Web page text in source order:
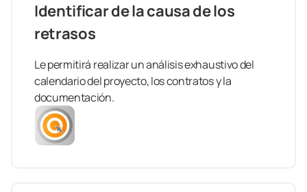
Identificar de la causa de los
retrasos
Le permitirá realizar un análisis exhaustivo del
calendario del proyecto, los contratos y la
documentación.